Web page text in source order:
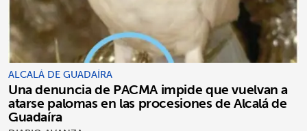
ALCALÁ DE GUADAÍRA
Una denuncia de PACMA impide que vuelvan a
atarse palomas en las procesiones de Alcalá de
Guadaíra